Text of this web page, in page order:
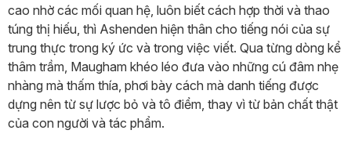
cao nhờ các mối quan hệ, luôn biết cách hợp thời và thao
túng thị hiếu, thì Ashenden hiện thân cho tiếng nói của sự
trung thực trong ký ức và trong việc viết. Qua từng dòng kể
thâm trầm, Maugham khéo léo đưa vào những cú đâm nhẹ
nhàng mà thấm thía, phơi bày cách mà danh tiếng được
dựng nên từ sự lược bỏ và tô điểm, thay vì từ bản chất thật
của con người và tác phẩm.